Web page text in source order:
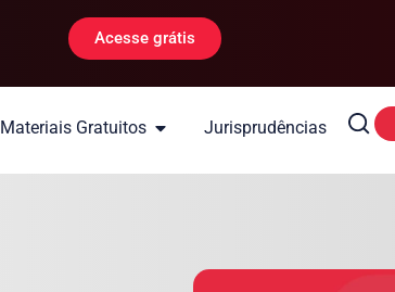
Acesse grátis
Materiais Gratuitos Jurisprudências